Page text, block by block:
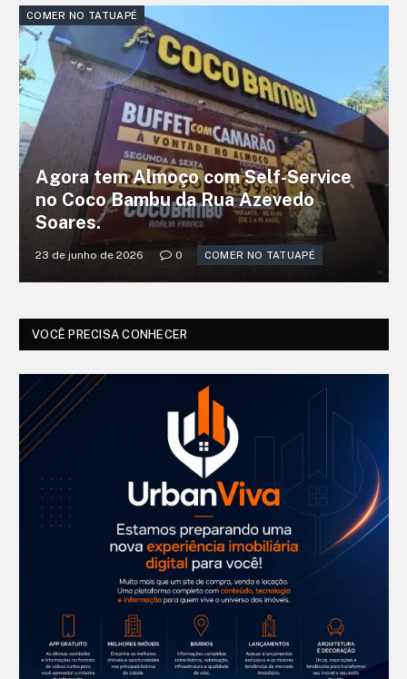
COMER NO TATUAPÉ
Agora tem Almoço com Self-Service
no Coco Bambu da Rua Azevedo
Soares.
23 de junho de 2026 0 COMER NO TATUAPÉ
VOCÊ PRECISA CONHECER